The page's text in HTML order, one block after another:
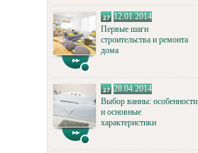
12.01.2014
Первые шаги
строительства и ремонта
дома
28.04.2014
Выбор ванны: особенности
и основные
характеристики